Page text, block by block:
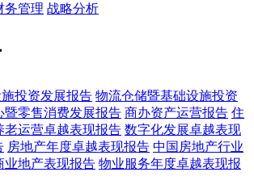
务管理 战略分析
投资发展报告 物流仓储暨基础设施投资
暨零售消费发展报告 商办资产运营报告 住
老运营卓越表现报告 数字化发展卓越表现
房地产年度卓越表现报告 中国房地产行业
业地产表现报告 物业服务年度卓越表现报